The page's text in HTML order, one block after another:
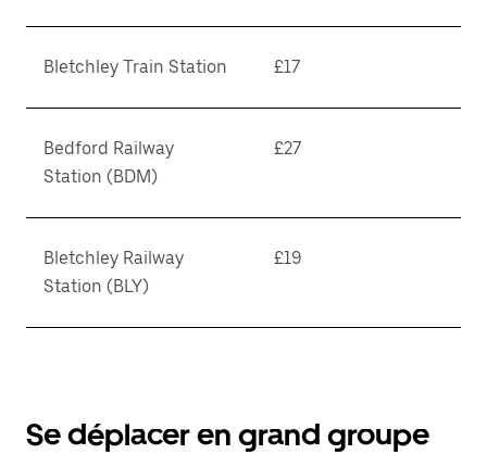
Bletchley Train Station £17
Bedford Railway
Station (BDM)
£27
Bletchley Railway
Station (BLY)
£19
Se déplacer en grand groupe